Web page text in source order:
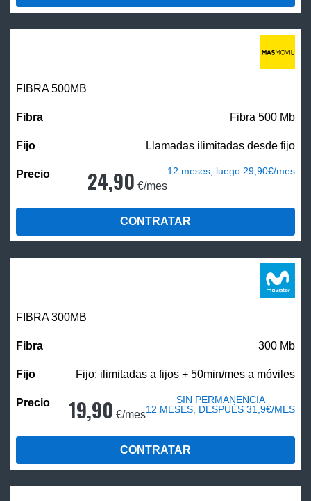
FIBRA500MB
Fibra 500 Mb
Llamadas ilimitadas desde fijo
24,90 €/mes
12 meses, luego 29,90€/mes
CONTRATAR
FIBRA 300MB
300 Mb
Fijo: ilimitadas a fijos + 50min/mes a móviles
19,90 €/mes
SIN PERMANENCIA
12 MESES, DESPUÉS 31,9€/MES
CONTRATAR